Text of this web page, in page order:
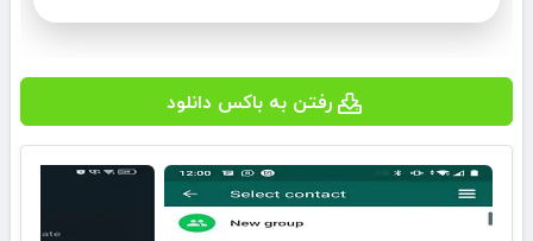
رفتن به باکس دانلود